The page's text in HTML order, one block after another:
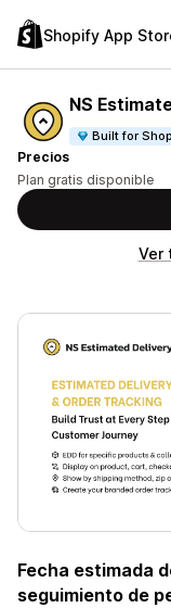
Shopify App
NS
Built for
Precios
Plan gratis disponible
Ver
Fecha estimada
seguimiento de